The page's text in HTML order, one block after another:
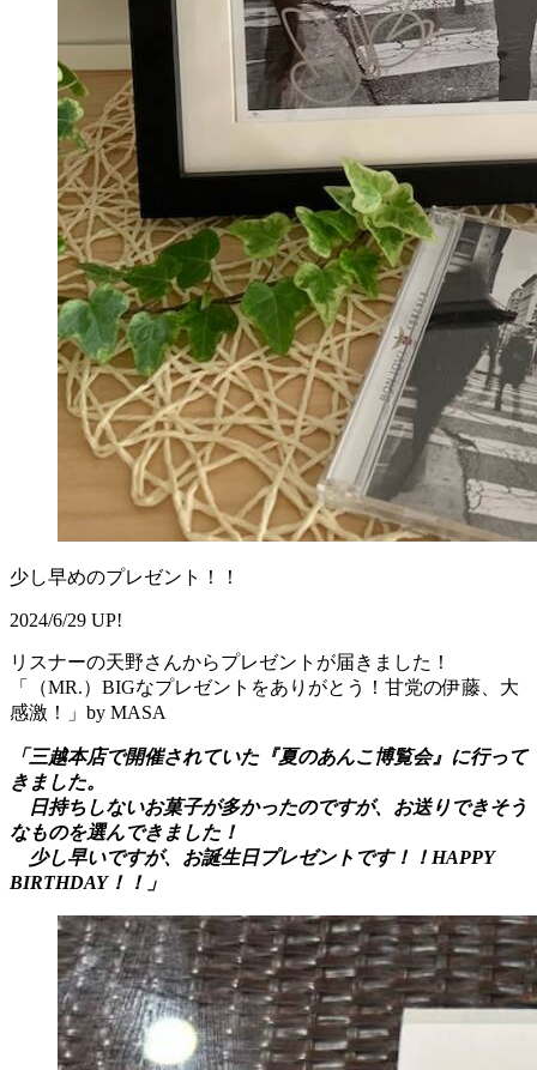
少し早めのプレゼント！！
2024/6/29 UP!
リスナーの天野さんからプレゼントが届きました！
「（MR.）BIGなプレゼントをありがとう！甘党の伊藤、大
感激！」by MASA
「三越本店で開催されていた『夏のあんこ博覧会』に行って
きました。
日持ちしないお菓子が多かったのですが、お送りできそう
なものを選んできました！
少し早いですが、お誕生日プレゼントです！！HAPPY
BIRTHDAY！！」